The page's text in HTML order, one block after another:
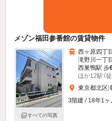
メゾン福田参番館の賃貸物件
すべての写真
西ヶ原四丁
滝野川一丁
西巣鴨駅 歩
ほか12駅（
東京都北区
3階建 / 18年1ヶ